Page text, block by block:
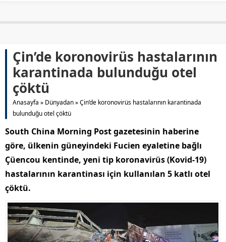
Çin’de koronovirüs hastalarının
karantinada bulunduğu otel
çöktü
Anasayfa » Dünyadan»Çin’de koronovirüs hastalarının karantinada
bulunduğu otel çöktü
South China Morning Post gazetesinin haberine
göre, ülkenin güneyindeki Fucien eyaletine bağlı
Çüencou kentinde, yeni tip koronavirüs (Kovid-19)
hastalarının karantinası için kullanılan 5 katlı otel
çöktü.